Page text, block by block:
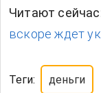
Читают
вскоре ждет
Теги: деньги